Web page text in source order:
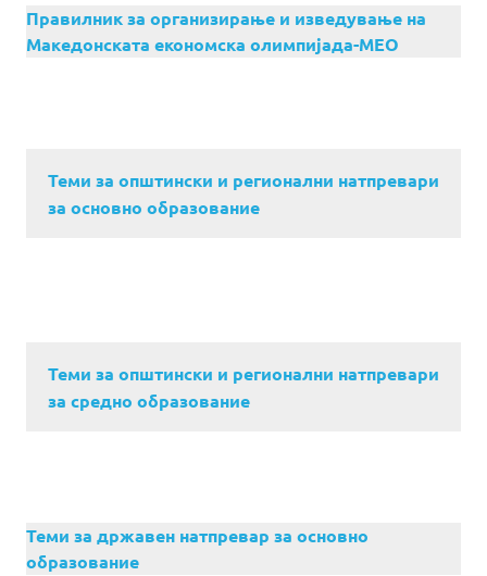
Правилник за организирање и изведување на
Македонската економска олимпијада-МЕО
Теми за општински и регионални натпревари
за основно образование
Теми за општински и регионални натпревари
за средно образование
Теми за државен натпревар за основно
образование